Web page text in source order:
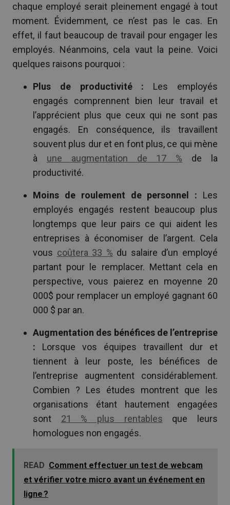
chaque employé serait pleinement engagé à tout
moment. Évidemment, ce n’est pas le cas. En
effet, il faut beaucoup de travail pour engager les
employés. Néanmoins, cela vaut la peine. Voici
quelques raisons pourquoi :
Plus de productivité : Les employés
engagés comprennent bien leur travail et
l’apprécient plus que ceux qui ne sont pas
engagés. En conséquence, ils travaillent
souvent plus dur et en font plus, ce qui mène
à une augmentation de 17 % de la
productivité.
Moins de roulement de personnel : Les
employés engagés restent beaucoup plus
longtemps que leur pairs ce qui aident les
entreprises à économiser de l’argent. Cela
vous coûtera 33 % du salaire d’un employé
partant pour le remplacer. Mettant cela en
perspective, vous paierez en moyenne 20
000$ pour remplacer un employé gagnant 60
000 $ par an.
Augmentation des bénéfices de l’entreprise
: Lorsque vos équipes travaillent dur et
tiennent à leur poste, les bénéfices de
l’entreprise augmentent considérablement.
Combien ? Les études montrent que les
organisations étant hautement engagées
sont 21 % plus rentables que leurs
homologues non engagés.
READ Comment effectuer un test de webcam
et vérifier votre micro avant un événement en
ligne ?